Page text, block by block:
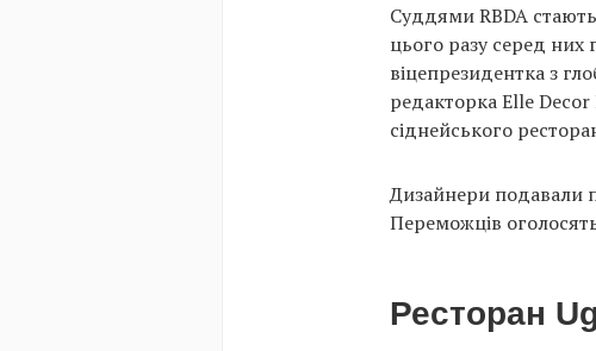
Суддями RBDA
цього разу серед них
віцепрезидентка з
редакторка Elle
сіднейського
Дизайнери подавали
Переможців
Ресторан